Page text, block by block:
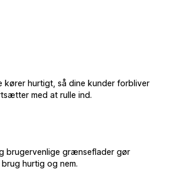
kører hurtigt, så dine kunder forbliver
med at rulle ind.
brugervenlige grænseflader gør
hurtig og nem.